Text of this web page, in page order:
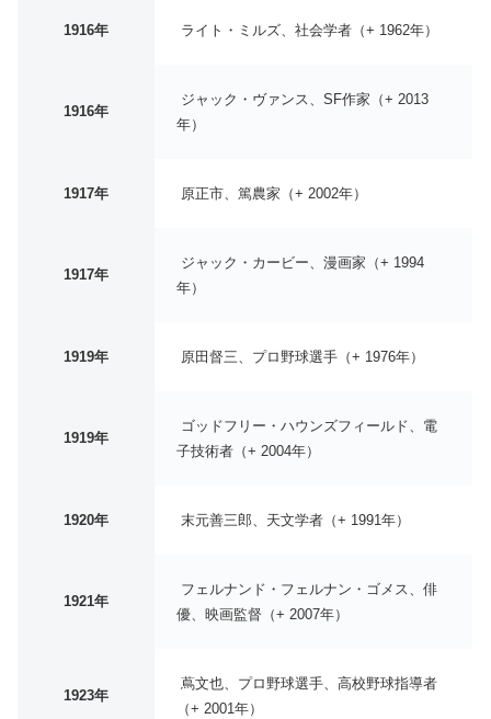
1916年 ライト・ミルズ、社会学者（+ 1962年）
1916年
ジャック・ヴァンス、SF作家（+ 2013
年）
1917年 原正市、篤農家（+ 2002年）
1917年
ジャック・カービー、漫画家（+ 1994
年）
1919年 原田督三、プロ野球選手（+ 1976年）
1919年
ゴッドフリー・ハウンズフィールド、電
子技術者（+ 2004年）
1920年 末元善三郎、天文学者（+ 1991年）
1921年
フェルナンド・フェルナン・ゴメス、俳
優、映画監督（+ 2007年）
1923年
蔦文也、プロ野球選手、高校野球指導者
（+ 2001年）